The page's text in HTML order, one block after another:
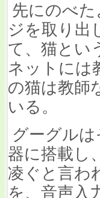
先にのべた
ジを取り出
て、猫とい
ネットには
の猫は教師
いる。
グーグル
器に搭載し
凌ぐと言わ
を、音声入